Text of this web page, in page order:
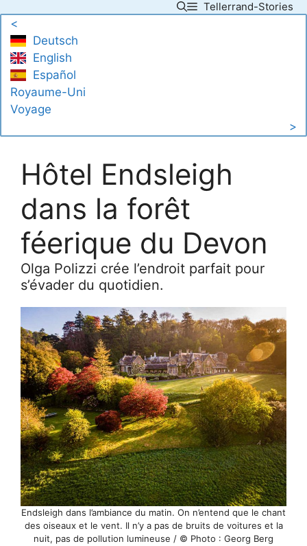
content
Tellerrand-Stories
<
Deutsch
English
Español
Royaume-Uni
Voyage
>
Hôtel Endsleigh
dans la forêt
féerique du Devon
Olga Polizzi crée l’endroit parfait pour
s’évader du quotidien.
Endsleigh dans l’ambiance du matin. On n’entend que le chant
des oiseaux et le vent. Il n’y a pas de bruits de voitures et la
nuit, pas de pollution lumineuse / © Photo : Georg Berg